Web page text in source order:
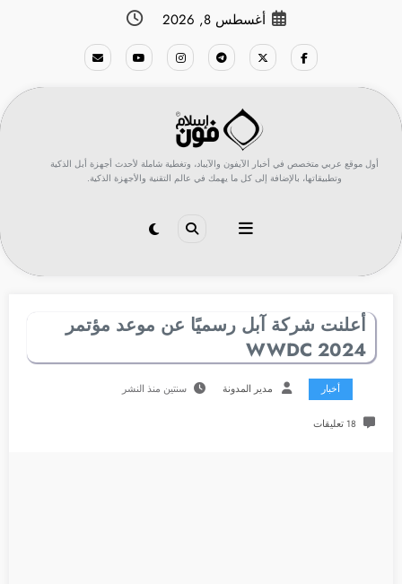
أغسطس 8, 2026
أول موقع عربي متخصص في أخبار الآيفون والآيباد، وتغطية شاملة لأحدث أجهزة أبل الذكية
وتطبيقاتها، بالإضافة إلى كل ما يهمك في عالم التقنية والأجهزة الذكية.
أعلنت شركة آبل رسميًا عن موعد مؤتمر
WWDC 2024
أخبار مدير المدونة سنتين منذ النشر
18 تعليقات